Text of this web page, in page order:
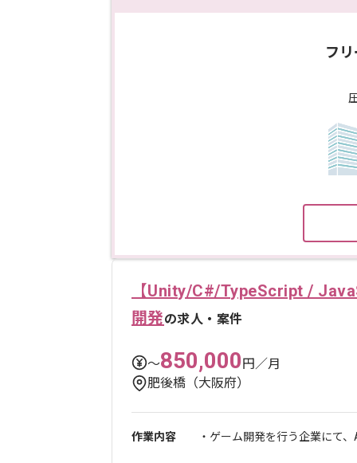
フ
【Unity/C#/TypeScript /
開発の求人・案件
〜850,000円／月
肥後橋（大阪府）
作業内容 ・ゲーム開発を行う企業にて